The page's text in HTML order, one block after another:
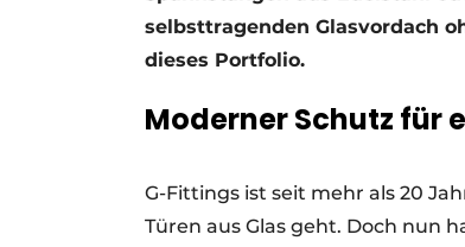
selbsttragenden Glasvordach
dieses Portfolio.
Moderner Schutz für
G-Fittings ist seit mehr als 20
Türen aus Glas geht. Doch nun